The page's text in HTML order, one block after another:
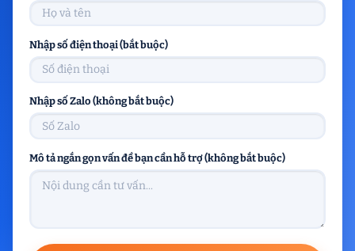
Nhập số điện thoại (bắt buộc)
Nhập số Zalo (không bắt buộc)
Mô tả ngắn gọn vấn đề bạn cần hỗ trợ (không bắt buộc)